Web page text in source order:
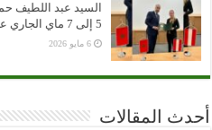
السيد عبد اللطيف
5 إلى 7 ماي الجاري على رأس وفد أمني هام
6 مايو 2026
أحدث المقالات